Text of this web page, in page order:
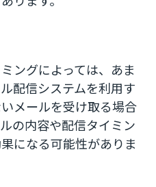
ングによっては、あま
配信システムを利用す
メールを受け取る場合
の内容や配信タイミン
になる可能性がありま